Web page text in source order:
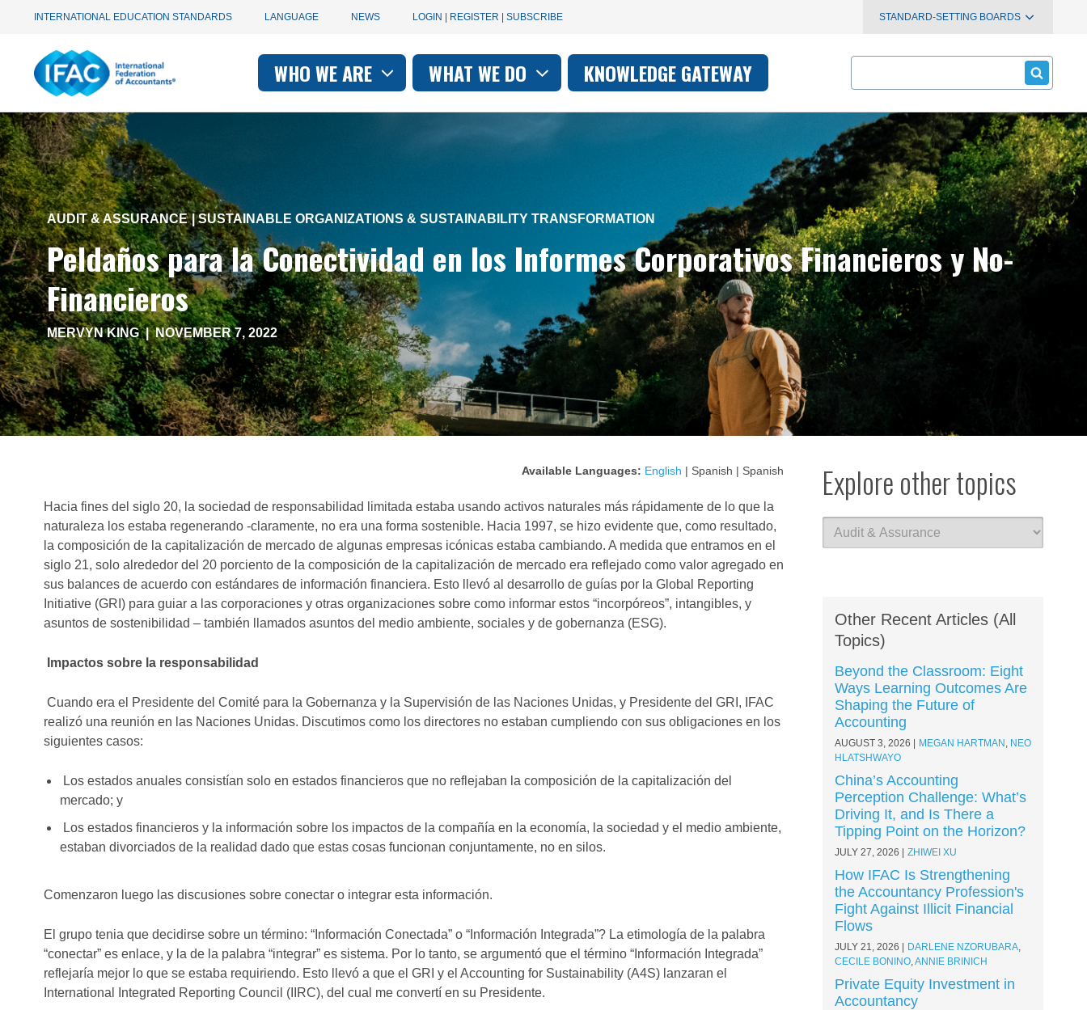
Utility
navigation
IFAC
INTERNATIONAL EDUCATION STANDARDS LANGUAGE NEWS
User
account
menu
LOGIN | REGISTER | SUBSCRIBE STANDARD-SETTING BOARDS
Main
navigation
WHO WE ARE WHAT WE DO KNOWLEDGE GATEWAY Search
AUDIT & ASSURANCE SUSTAINABLE ORGANIZATIONS & SUSTAINABILITY TRANSFORMATION
Peldaños para la Conectividad en los Informes Corporativos Financieros y No-
Financieros
MERVYN KING|NOVEMBER 7, 2022
Available Languages: English | Spanish | Spanish
Hacia fines del siglo 20, la sociedad de responsabilidad limitada estaba usando activos naturales más rápidamente de lo que la
naturaleza los estaba regenerando -claramente, no era una forma sostenible. Hacia 1997, se hizo evidente que, como resultado,
la composición de la capitalización de mercado de algunas empresas icónicas estaba cambiando. A medida que entramos en el
siglo 21, solo alrededor del 20 porciento de la composición de la capitalización de mercado era reflejado como valor agregado en
sus balances de acuerdo con estándares de información financiera. Esto llevó al desarrollo de guías por la Global Reporting
Initiative (GRI) para guiar a las corporaciones y otras organizaciones sobre como informar estos “incorpóreos”, intangibles, y
asuntos de sostenibilidad – también llamados asuntos del medio ambiente, sociales y de gobernanza (ESG).
Impactos sobre la responsabilidad
Cuando era el Presidente del Comité para la Gobernanza y la Supervisión de las Naciones Unidas, y Presidente del GRI, IFAC
realizó una reunión en las Naciones Unidas. Discutimos como los directores no estaban cumpliendo con sus obligaciones en los
siguientes casos:
Los estados anuales consistían solo en estados financieros que no reflejaban la composición de la capitalización del
mercado; y
Los estados financieros y la información sobre los impactos de la compañía en la economía, la sociedad y el medio ambiente,
estaban divorciados de la realidad dado que estas cosas funcionan conjuntamente, no en silos.
Comenzaron luego las discusiones sobre conectar o integrar esta información.
El grupo tenia que decidirse sobre un término: “Información Conectada” o “Información Integrada”? La etimología de la palabra
“conectar” es enlace, y la de la palabra “integrar” es sistema. Por lo tanto, se argumentó que el término “Información Integrada”
reflejaría mejor lo que se estaba requiriendo. Esto llevó a que el GRI y el Accounting for Sustainability (A4S) lanzaran el
International Integrated Reporting Council (IIRC), del cual me convertí en su Presidente.
Explore other topics
Other Recent Articles (All
Topics)
Beyond the Classroom: Eight
Ways Learning Outcomes Are
Shaping the Future of
Accounting
AUGUST 3, 2026 MEGAN HARTMAN , NEO
HLATSHWAYO
China’s Accounting
Perception Challenge: What’s
Driving It, and Is There a
Tipping Point on the Horizon?
JULY 27, 2026 ZHIWEI XU
How IFAC Is Strengthening
the Accountancy Profession's
Fight Against Illicit Financial
Flows
JULY 21, 2026 DARLENE NZORUBARA,
CECILE BONINO,ANNIE BRINICH
Private Equity Investment in
Accountancy